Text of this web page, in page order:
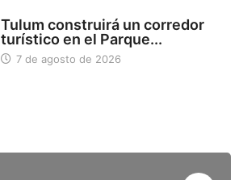
Tulum construirá un corredor
turístico en el Parque...
7 de agosto de 2026